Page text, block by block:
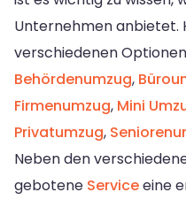
Unternehmen anbietet.
verschiedenen
Behördenumzug,
Firmenumzug, Mini
Privatumzug,
Neben den
gebotene Serviceeine